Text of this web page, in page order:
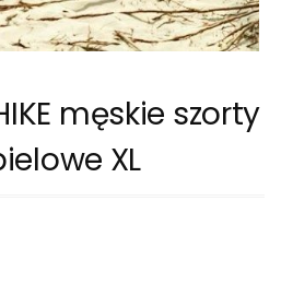
męskie szorty
XL